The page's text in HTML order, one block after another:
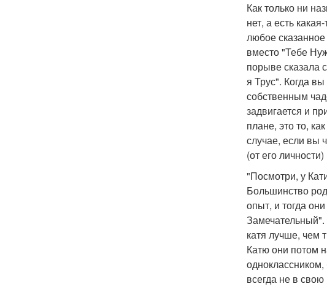
Как только ни
нет, а есть
любое
вместо "Тебе
порыве сказала
я Трус". Когда
собственным
задвигается и
плане, это то,
случае, если вы
(от его личности)
"Посмотри, у
Большинство
опыт, и тогда
Замечательный".
катя лучше, чем
Катю они потом
всегда не в свою